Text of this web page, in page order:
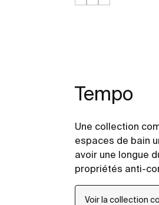
Tempo
Une collection
espaces de bain
avoir une longue
propriétés anti-
fixés avec des
Voir la collection